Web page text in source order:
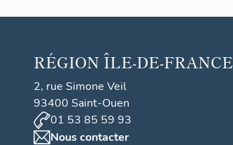
RÉGION ÎLE-DE-FRANCE
2, rue Simone Veil
93400 Saint-Ouen
01 53 85 59 93
Nous contacter